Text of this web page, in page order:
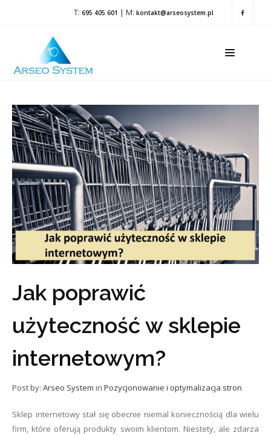
T: 695 405 601 | M: kontakt@arseosystem.pl
Jak poprawić
użyteczność w sklepie
internetowym?
Post by: Arseo System in Pozycjonowanie i optymalizacja stron
Sklep internetowy stał się obecnie niemal koniecznością dla wielu
firm, które oferują produkty swoim klientom. Niestety, ale zdarza